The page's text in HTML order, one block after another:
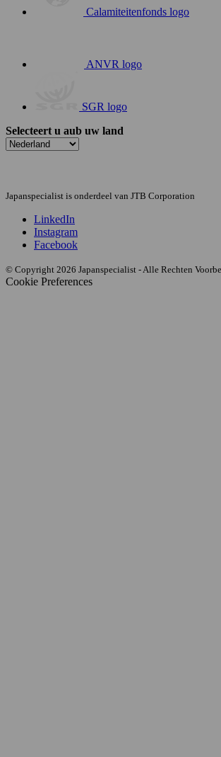
Calamiteitenfonds logo
ANVR logo
SGR logo
Selecteert u aub uw land
Japanspecialist is onderdeel van JTB Corporation
LinkedIn
Instagram
Facebook
© Copyright 2026 Japanspecialist - Alle Rechten
Cookie Preferences